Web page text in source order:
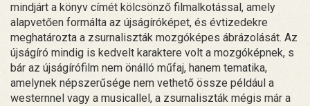
mindjárt a könyv címét kölcsönző filmalkotással, amely
alapvetően formálta az újságíróképet, és évtizedekre
meghatározta a zsurnaliszták mozgóképes ábrázolását. Az
újságíró mindig is kedvelt karaktere volt a mozgóképnek, s
bár az újságírófilm nem önálló műfaj, hanem tematika,
amelynek népszerűsége nem vethető össze például a
westernnel vagy a musicallel, a zsurnaliszták mégis már a